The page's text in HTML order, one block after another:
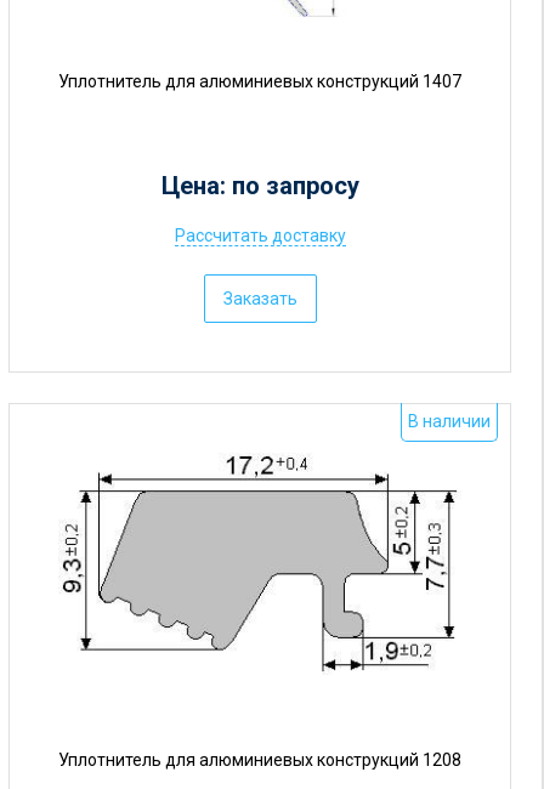
Уплотнитель для алюминиевых конструкций 1407
Цена: по запросу
Рассчитать доставку
Заказать
В наличии
Уплотнитель для алюминиевых конструкций 1208